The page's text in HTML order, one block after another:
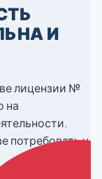
И
лицензии №
на
потребовать у